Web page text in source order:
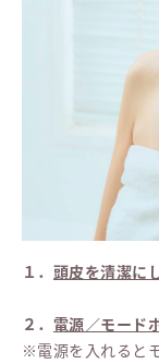
１． 頭皮を清潔に
２． 電源／モード
※電源を入れると